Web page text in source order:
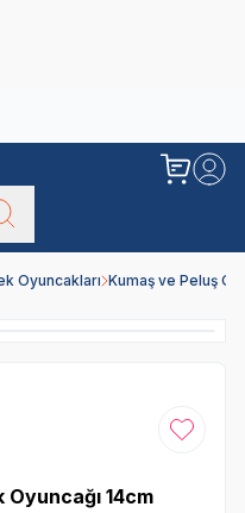
Oyuncakları Kumaş ve Peluş
Favoriye
14cm